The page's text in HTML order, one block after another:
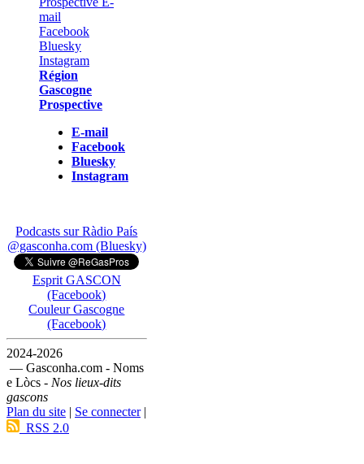
Région
Gascogne
Prospective
E-mail
Facebook
Bluesky
Instagram
Podcasts sur Ràdio País
@gasconha.com (Bluesky)
Esprit GASCON
(Facebook)
Couleur Gascogne
(Facebook)
2024-2026
— Gasconha.com - Noms
e Lòcs - Nos lieux-dits
gascons
Plan du site | Se connecter|
RSS 2.0